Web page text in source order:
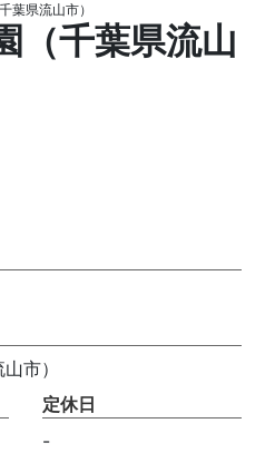
葉県流山市）
（千葉県流山
市）
定休日
-